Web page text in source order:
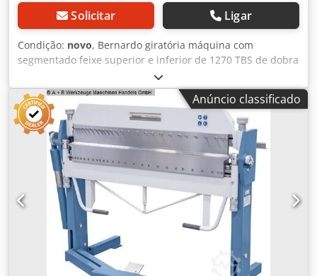
Solicitar Ligar
Condição: novo, Bernardo giratória máquina com
segmentado feixe superior e inferior de 1270 TBS de dobra
Comprimento de trabalho 1270 Espessura de Max de
metal de folha (400 N / mm2) 2,0 mm Máxima largura de
abertura 46mm Ângulo 0-135 ° de flexão Largura de 1600
mm Profundidade * 1115 mm Altura 1150mm 360 kg de
peso * com Backgauge Propriedades Crsdpfx Acsd
Hxmyonsf Top segmentado e flange para várias
possibilidades de flexão de dobra Fixação por meio de
pedal do pé, mãos permanecem livres para
posicionamento ideal da placa Universal, máquina para
trabalhar metal de folha e reparadores de dobra
Construção robusta em design moderno Manual de
máquina por padrão, as tarefas de flexão de dobra Relação
preço-desempenho ideal Mais rápido e mais fácil operação
através do identificador de dobra Fácil ajuste do raio
Anúncio classificado